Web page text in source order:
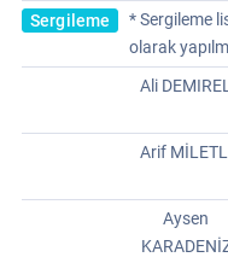
Sergileme
* Sergileme
olarak
Ali DEMIREL
Arif
Aysen